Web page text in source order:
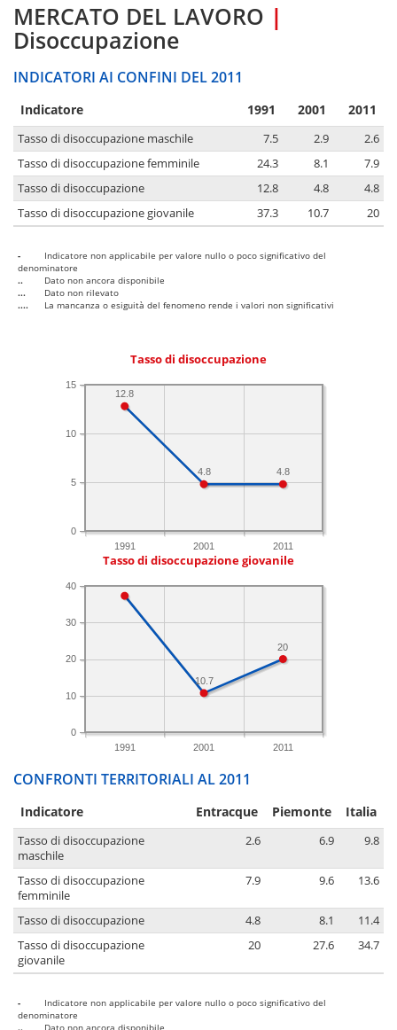
MERCATO DEL LAVORO |
Disoccupazione
INDICATORI AI CONFINI DEL 2011
Indicatore 1991 2001 2011
Tasso di disoccupazione maschile 7.5 2.9
2.6
Tasso di disoccupazione femminile
24.3 8.1
7.9
Tasso di disoccupazione
12.8 4.8
4.8
Tasso di disoccupazione giovanile
37.3 10.7 20
-
Indicatore non applicabile per valore nullo o poco significativo del
denominatore
..
Dato non ancora disponibile
...
Dato non rilevato
....
La mancanza o esiguità del fenomeno rende i valori non significativi
Tasso di disoccupazione
1991 2001 2011
0
5
10
15
4.8
4.8
12.8
Tasso di disoccupazione giovanile
1991 2001 2011
0
10
20
30
40
20
10.7
CONFRONTI TERRITORIALI AL 2011
Indicatore Entracque Piemonte Italia
Tasso di disoccupazione
maschile
2.6 6.9 9.8
Tasso di disoccupazione
femminile
7.9 9.6 13.6
Tasso di disoccupazione 4.8 8.1
11.4
Tasso di disoccupazione
giovanile
20 27.6 34.7
-
Indicatore non applicabile per valore nullo o poco significativo del
denominatore